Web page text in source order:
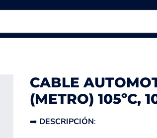
CABLE
(METRO) 105ºC,
➡️ DESCRIPCIÓN: